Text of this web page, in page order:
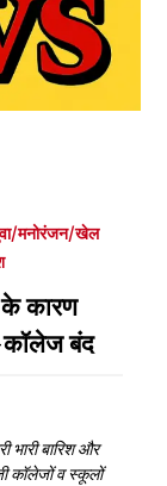
मनोरंजन/खेल
कारण
बंद
भारी बारिश और
कॉलेजों व स्कूलों